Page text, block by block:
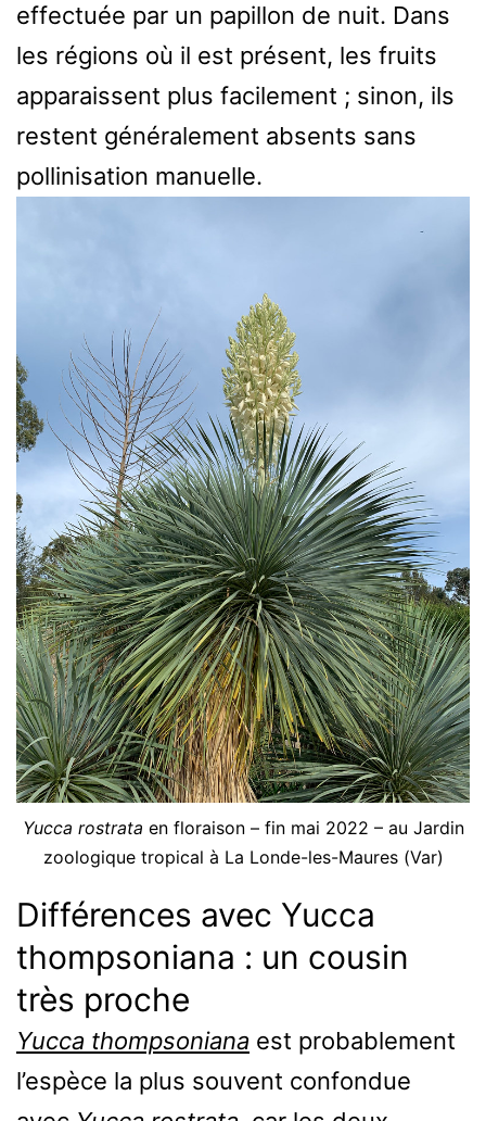
effectuée par un papillon de nuit. Dans
les régions où il est présent, les fruits
apparaissent plus facilement ; sinon, ils
restent généralement absents sans
pollinisation manuelle.
Yucca rostrata en floraison – fin mai 2022 – au Jardin
zoologique tropical à La Londe-les-Maures (Var)
Différences avec Yucca
thompsoniana : un cousin
très proche
Yucca thompsoniana est probablement
l’espèce la plus souvent confondue